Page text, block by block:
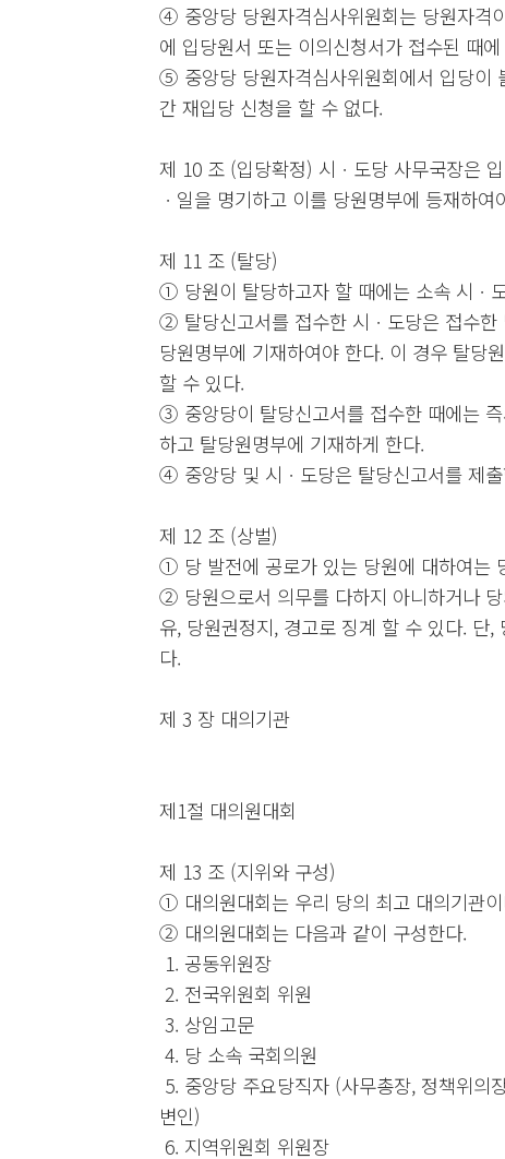
④ 중앙당 당원자격심사위원회는 당원자격
에 입당원서 또는 이의신청서가 접수된 때
⑤ 중앙당 당원자격심사위원회에서 입당이
간 재입당 신청을 할 수 없다.
제 10 조 (입당확정) 시ㆍ도당 사무국장은
ㆍ일을 명기하고 이를 당원명부에 등재하여
제 11 조 (탈당)
① 당원이 탈당하고자 할 때에는 소속 시ㆍ
② 탈당신고서를 접수한 시ㆍ도당은 접수
당원명부에 기재하여야 한다. 이 경우 탈당
할 수 있다.
③ 중앙당이 탈당신고서를 접수한 때에는
하고 탈당원명부에 기재하게 한다.
④ 중앙당 및 시ㆍ도당은 탈당신고서를 제
제 12 조 (상벌)
① 당 발전에 공로가 있는 당원에 대하여는
② 당원으로서 의무를 다하지 아니하거나
유, 당원권정지, 경고로 징계 할 수 있다. 단
다.
제 3 장 대의기관
제1절 대의원대회
제 13 조 (지위와 구성)
① 대의원대회는 우리 당의 최고 대의기관
② 대의원대회는 다음과 같이 구성한다.
1. 공동위원장
2. 전국위원회 위원
3. 상임고문
4. 당 소속 국회의원
5. 중앙당 주요당직자 (사무총장, 정책위의
변인)
6. 지역위원회 위원장